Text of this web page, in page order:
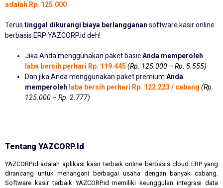
adalah Rp. 125.000
Terus tinggal dikurangi biaya berlangganan software kasir online
berbasis ERP YAZCORP.id deh!
Jika Anda menggunakan paket basicAnda memperoleh
laba bersih perhari Rp. 119.445 (Rp. 125.000 – Rp. 5.555)
Dan jika Anda menggunakan paket premium Anda
memperoleh laba bersih perhari Rp. 122.223 / cabang (Rp.
125.000 – Rp. 2.777)
Tentang YAZCORP.id
YAZCORP.id adalah aplikasi kasir terbaik online berbasis cloud ERP yang
dirancang untuk menangani berbagai usaha dengan banyak cabang.
Software kasir terbaik YAZCORP.id memiliki keunggulan integrasi data